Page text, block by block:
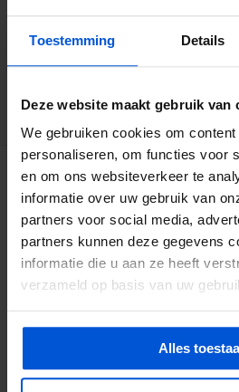
Toestemming Details
Deze website maakt gebruik van
We gebruiken cookies om
personaliseren, om functies voor
en om ons websiteverkeer te
informatie over uw gebruik van
partners voor social media,
partners kunnen deze gegevens
informatie die u aan ze heeft
verzameld op basis van uw
Alles
3194 klanten geven ons een 9.1 op
GERELATEERDE PRODUCTEN
4-L beslagset RVS incl. schroefjes